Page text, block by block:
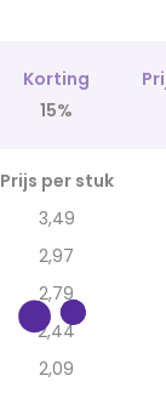
Korting
15%
Prijs per stuk
3,49
2,97
2,79
2,44
2,09